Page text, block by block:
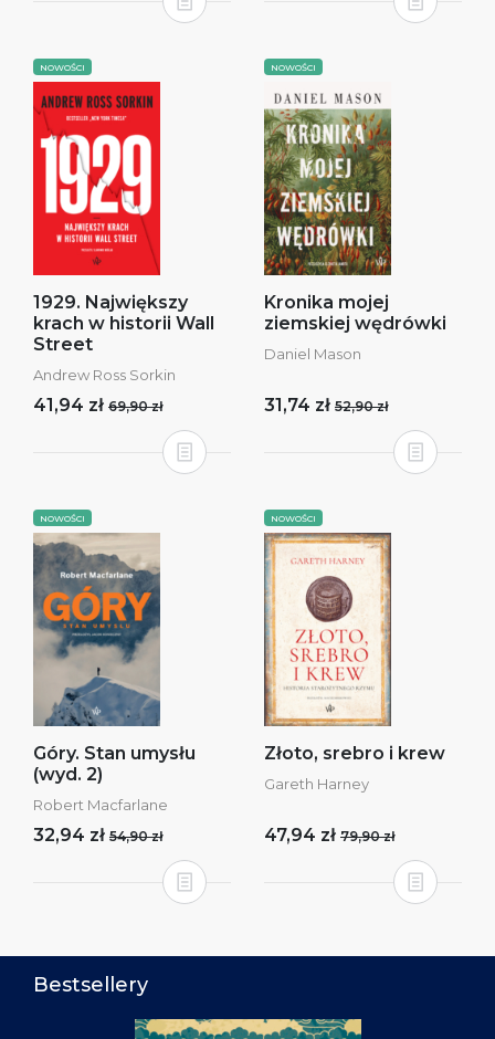
NOWOŚCI
1929. Największy
krach w historii Wall
Street
Andrew Ross Sorkin
41,94 zł 69,90 zł
NOWOŚCI
Kronika mojej
ziemskiej wędrówki
Daniel Mason
31,74 zł 52,90 zł
NOWOŚCI
Góry. Stan umysłu
(wyd. 2)
Robert Macfarlane
32,94 zł 54,90 zł
NOWOŚCI
Złoto, srebro i krew
Gareth Harney
47,94 zł 79,90 zł
Bestsellery